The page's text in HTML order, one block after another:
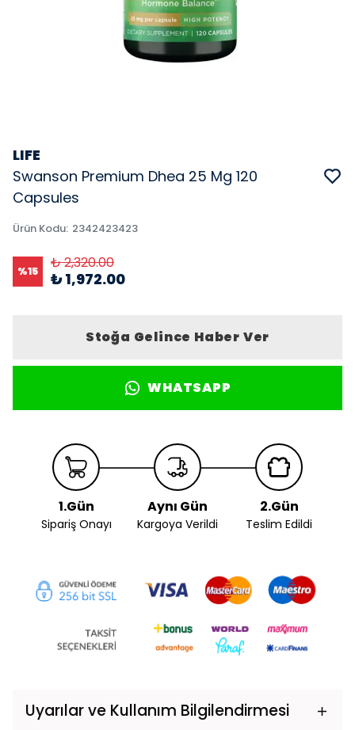
LIFE
Swanson Premium Dhea 25 Mg 120
Capsules
Ürün Kodu: 2342423423
%15 ₺ 2,320.00
₺ 1,972.00
Stoğa Gelince Haber Ver
WHATSAPP
1.Gün
Sipariş Onayı
Aynı Gün
Kargoya Verildi
2.Gün
Teslim Edildi
Uyarılar ve Kullanım Bilgilendirmesi